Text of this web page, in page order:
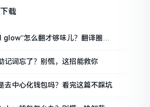
载
glow”怎么翻才够味儿？翻译圈老
记词忘了？别慌，这招能救你
去中心化钱包吗？看完这篇不踩坑